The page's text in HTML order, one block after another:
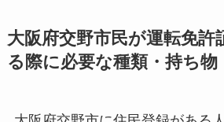
大阪府交野市民が運転免許
る際に必要な種類・持ち物